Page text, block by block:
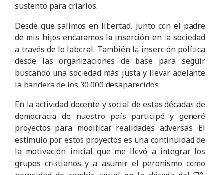
sustento para criarlos.
Desde que salimos en libertad, junto con el padre
de mis hijos encaramos la inserción en la sociedad
a través de lo laboral. También la inserción política
desde las organizaciones de base para seguir
buscando una sociedad más justa y llevar adelante
la bandera de los 30.000 desaparecidos.
En la actividad docente y social de estas décadas de
democracia de nuestro país participé y generé
proyectos para modificar realidades adversas. El
estímulo por estos proyectos es una continuidad de
la motivación inicial que me llevó a integrar los
grupos cristianos y a asumir el peronismo como